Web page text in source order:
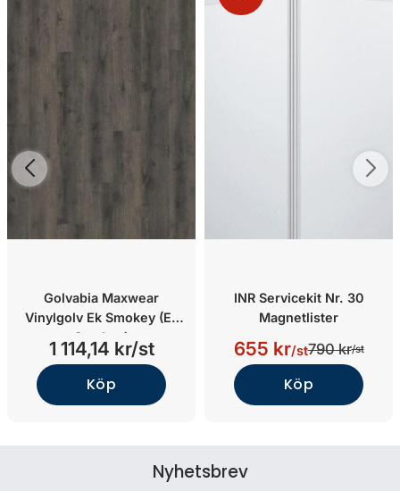
Golvabia Maxwear
Vinylgolv Ek Smokey (Ek
Smokey)
1 114,14 kr/st
Köp
INR Servicekit Nr. 30
Magnetlister
655 kr/st790 kr/st
Köp
Nyhetsbrev